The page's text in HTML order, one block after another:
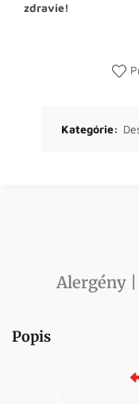
zdravie!
Kategórie:
Alergény
Popis